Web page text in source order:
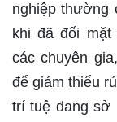
nghiệp thường
khi đã đối
các chuyên
để giảm thiểu
trí tuệ đang sở